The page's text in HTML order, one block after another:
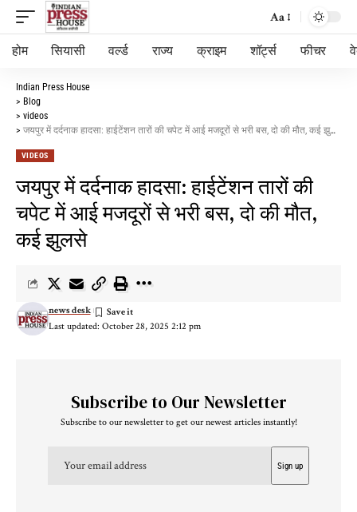
Aa
होम सियासी वर्ल्ड राज्य क्राइम शॉर्ट्स फीचर
Indian Press House
> Blog
> videos
> जयपुर में दर्दनाक हादसा: हाईटेंशन तारों की चपेट में आई मजदूरों से भरी बस, दो की मौत, कई झुलसे
VIDEOS
जयपुर में दर्दनाक हादसा: हाईटेंशन तारों की
चपेट में आई मजदूरों से भरी बस, दो की मौत,
कई झुलसे
Last updated: October 28, 2025 2:12 pm
news desk
Subscribe to Our Newsletter
Subscribe to our newsletter to get our newest articles instantly!